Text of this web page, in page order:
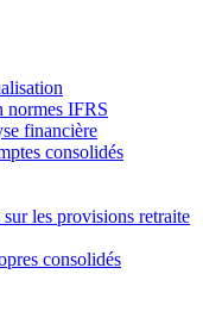
normes IFRS
financière
consolidés
les provisions retraite
consolidés